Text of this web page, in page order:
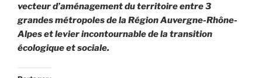
vecteur d’aménagement du territoire entre 3
grandes métropoles de la Région Auvergne-Rhône-
Alpes et levier incontournable de la transition
écologique et sociale.